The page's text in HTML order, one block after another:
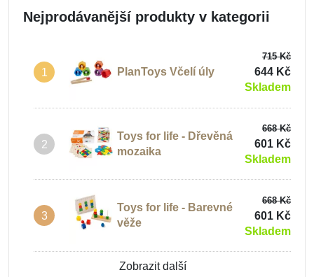
Hračky na jemnou motoriku
Motorické hračky do 1 roku
Motorické hračky 2 roky
Motorické hračky od 3 let
Nejprodávanější produkty v kategorii
1 PlanToys Včelí úly
715 Kč
644 Kč
Skladem
2
Toys for life - Dřevěná
mozaika
668 Kč
601 Kč
Skladem
3
Toys for life - Barevné
věže
668 Kč
601 Kč
Skladem
Zobrazit další